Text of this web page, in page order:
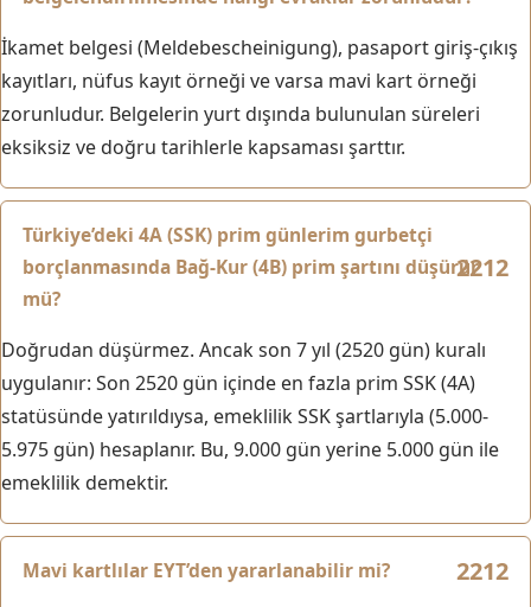
İkamet belgesi (Meldebescheinigung), pasaport giriş-çıkış
kayıtları, nüfus kayıt örneği ve varsa mavi kart örneği
zorunludur. Belgelerin yurt dışında bulunulan süreleri
eksiksiz ve doğru tarihlerle kapsaması şarttır.
Türkiye’deki 4A (SSK) prim günlerim gurbetçi
borçlanmasında Bağ-Kur (4B) prim şartını düşürür
mü?
Doğrudan düşürmez. Ancak son 7 yıl (2520 gün) kuralı
uygulanır: Son 2520 gün içinde en fazla prim SSK (4A)
statüsünde yatırıldıysa, emeklilik SSK şartlarıyla (5.000-
5.975 gün) hesaplanır. Bu, 9.000 gün yerine 5.000 gün ile
emeklilik demektir.
Mavi kartlılar EYT’den yararlanabilir mi?